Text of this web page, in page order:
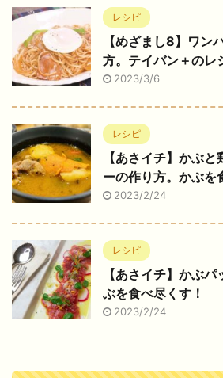
レシピ
【めざまし8】ワン
方。テイバン＋のレ
2023/3/6
レシピ
【あさイチ】かぶ
ーの作り方。かぶを
2023/2/24
レシピ
【あさイチ】かぶ
ぶを食べ尽くす！
2023/2/24